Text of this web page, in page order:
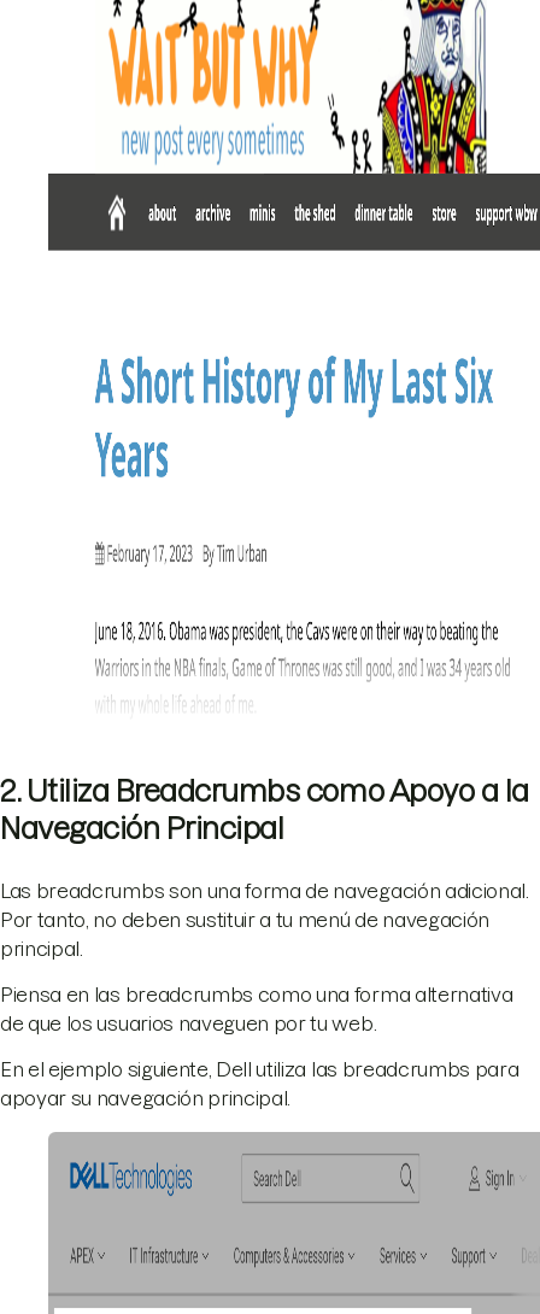
2. Utiliza Breadcrumbs como Apoyo a la
Navegación Principal
Las breadcrumbs son una forma de navegación adicional.
Por tanto, no deben sustituir a tu menú de navegación
principal.
Piensa en las breadcrumbs como una forma alternativa
de que los usuarios naveguen por tu web.
En el ejemplo siguiente, Dell utiliza las breadcrumbs para
apoyar su navegación principal.